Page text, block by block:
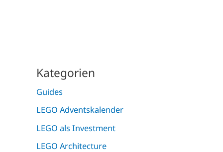
Kategorien
Guides
LEGO Adventskalender
LEGO als Investment
LEGO Architecture